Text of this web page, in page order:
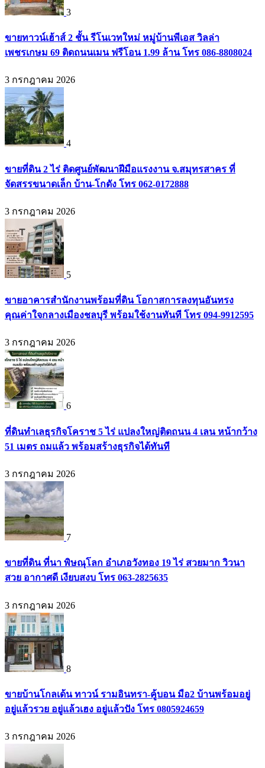
3
ขายทาวน์เฮ้าส์ 2 ชั้น รีโนเวทใหม่ หมู่บ้านพีเอส วิลล่า
เพชรเกษม 69 ติดถนนเมน ฟรีโอน 1.99 ล้าน โทร 086-8808024
3 กรกฎาคม 2026
4
ขายที่ดิน 2 ไร่ ติดศูนย์พัฒนาฝีมือแรงงาน จ.สมุทรสาคร ที่
จัดสรรขนาดเล็ก บ้าน-โกดัง โทร 062-0172888
3 กรกฎาคม 2026
5
ขายอาคารสำนักงานพร้อมที่ดิน โอกาสการลงทุนอันทรง
คุณค่าใจกลางเมืองชลบุรี พร้อมใช้งานทันที โทร 094-9912595
3 กรกฎาคม 2026
6
ที่ดินทำเลธุรกิจโคราช 5 ไร่ แปลงใหญ่ติดถนน 4 เลน หน้ากว้าง
51 เมตร ถมแล้ว พร้อมสร้างธุรกิจได้ทันที
3 กรกฎาคม 2026
7
ขายที่ดิน ที่นา พิษณุโลก อำเภอวังทอง 19 ไร่ สวยมาก วิวนา
สวย อากาศดี เงียบสงบ โทร 063-2825635
3 กรกฎาคม 2026
8
ขายบ้านโกลเด้น ทาวน์ รามอินทรา-คู้บอน มือ2 บ้านพร้อมอยู่
อยู่แล้วรวย อยู่แล้วเฮง อยู่แล้วปัง โทร 0805924659
3 กรกฎาคม 2026